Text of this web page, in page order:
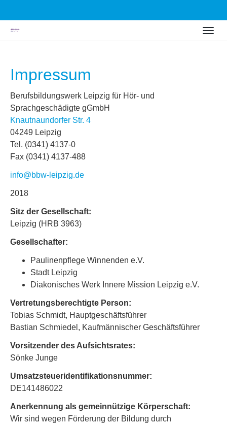
Impressum
Berufsbildungswerk Leipzig für Hör- und
Sprachgeschädigte gGmbH
Knautnaundorfer Str. 4
04249 Leipzig
Tel. (0341) 4137-0
Fax (0341) 4137-488
info@bbw-leipzig.de
2018
Sitz der Gesellschaft:
Leipzig (HRB 3963)
Gesellschafter:
Paulinenpflege Winnenden e.V.
Stadt Leipzig
Diakonisches Werk Innere Mission Leipzig e.V.
Vertretungsberechtigte Person:
Tobias Schmidt, Hauptgeschäftsführer
Bastian Schmiedel, Kaufmännischer Geschäftsführer
Vorsitzender des Aufsichtsrates:
Sönke Junge
Umsatzsteueridentifikationsnummer:
DE141486022
Anerkennung als gemeinnützige Körperschaft:
Wir sind wegen Förderung der Bildung durch